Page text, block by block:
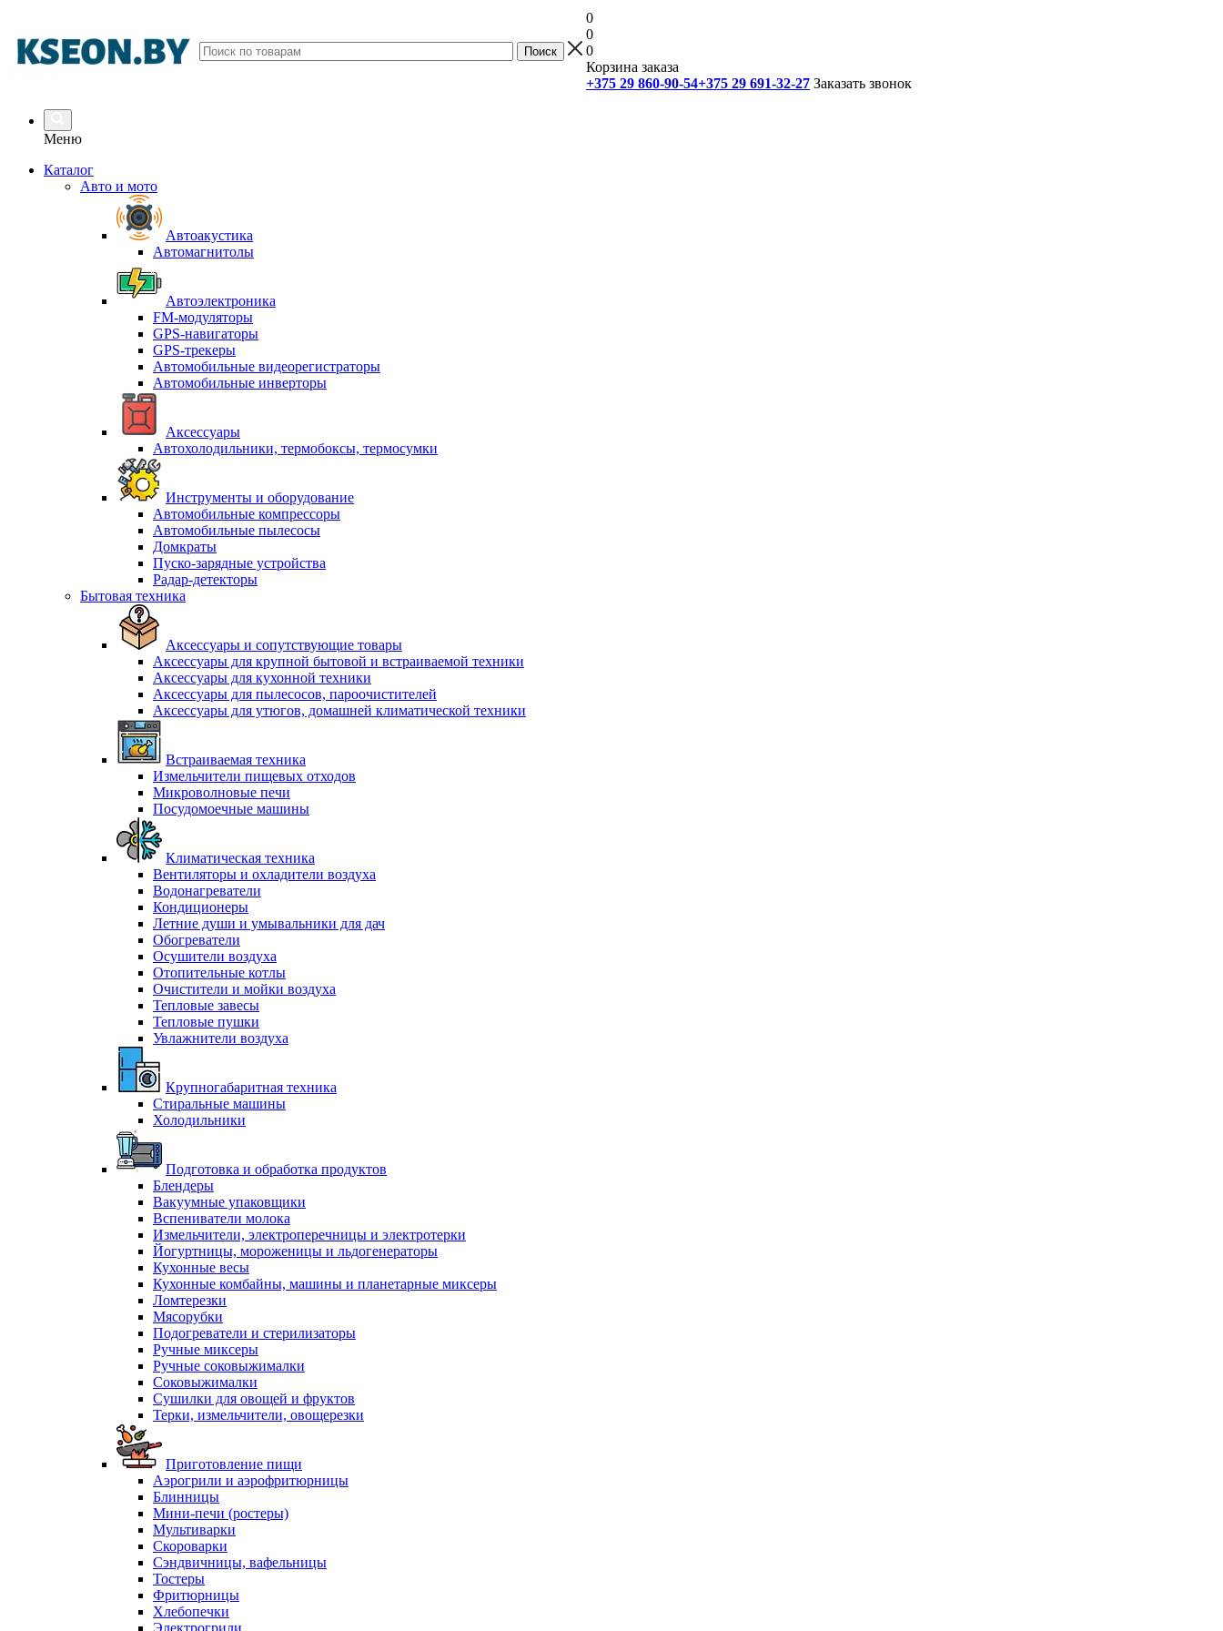
0
0
0
Корзина заказа
+375 29 860-90-54+375 29 691-32-27 Заказать звонок
Меню
Каталог
Авто и мото
Автоакустика
Автомагнитолы
Автоэлектроника
FM-модуляторы
GPS-навигаторы
GPS-трекеры
Автомобильные видеорегистраторы
Автомобильные инверторы
Аксессуары
Автохолодильники, термобоксы, термосумки
Инструменты и оборудование
Автомобильные компрессоры
Автомобильные пылесосы
Домкраты
Пуско-зарядные устройства
Радар-детекторы
Бытовая техника
Аксессуары и сопутствующие товары
Аксессуары для крупной бытовой и встраиваемой техники
Аксессуары для кухонной техники
Аксессуары для пылесосов, пароочистителей
Аксессуары для утюгов, домашней климатической техники
Встраиваемая техника
Измельчители пищевых отходов
Микроволновые печи
Посудомоечные машины
Климатическая техника
Вентиляторы и охладители воздуха
Водонагреватели
Кондиционеры
Летние души и умывальники для дач
Обогреватели
Осушители воздуха
Отопительные котлы
Очистители и мойки воздуха
Тепловые завесы
Тепловые пушки
Увлажнители воздуха
Крупногабаритная техника
Стиральные машины
Холодильники
Подготовка и обработка продуктов
Блендеры
Вакуумные упаковщики
Вспениватели молока
Измельчители, электроперечницы и электротерки
Йогуртницы, мороженицы и льдогенераторы
Кухонные весы
Кухонные комбайны, машины и планетарные миксеры
Ломтерезки
Мясорубки
Подогреватели и стерилизаторы
Ручные миксеры
Ручные соковыжималки
Соковыжималки
Сушилки для овощей и фруктов
Терки, измельчители, овощерезки
Приготовление пищи
Аэрогрили и аэрофритюрницы
Блинницы
Мини-печи (ростеры)
Мультиварки
Скороварки
Сэндвичницы, вафельницы
Тостеры
Фритюрницы
Хлебопечки
Электрогрили